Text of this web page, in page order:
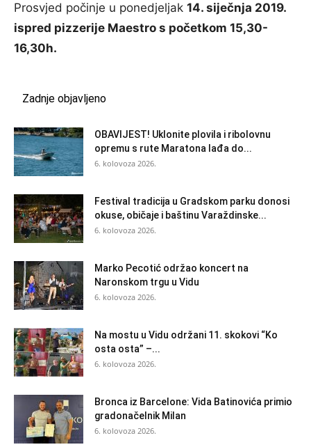
Prosvjed počinje u ponedjeljak 14. siječnja 2019.
ispred pizzerije Maestro s početkom 15,30-
16,30h.
Zadnje objavljeno
OBAVIJEST! Uklonite plovila i ribolovnu
opremu s rute Maratona lađa do...
6. kolovoza 2026.
Festival tradicija u Gradskom parku donosi
okuse, običaje i baštinu Varaždinske...
6. kolovoza 2026.
Marko Pecotić održao koncert na
Naronskom trgu u Vidu
6. kolovoza 2026.
Na mostu u Vidu održani 11. skokovi “Ko
osta osta” –...
6. kolovoza 2026.
Bronca iz Barcelone: Vida Batinovića primio
gradonačelnik Milan
6. kolovoza 2026.